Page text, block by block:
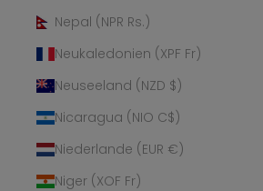
Nepal (NPR Rs.)
Neukaledonien (XPF Fr)
Neuseeland (NZD $)
Nicaragua (NIO C$)
Niederlande (EUR €)
Niger (XOF Fr)